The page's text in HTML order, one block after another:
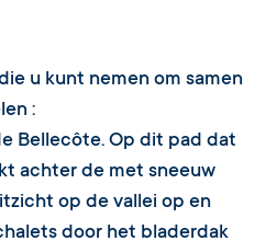
u kunt nemen om samen
:
Bellecôte. Op dit pad dat
achter de met sneeuw
op de vallei op en
door het bladerdak